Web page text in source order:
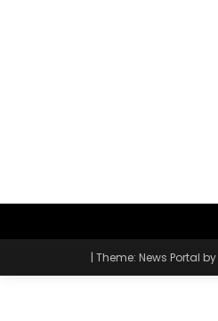
| Theme: News Portal by